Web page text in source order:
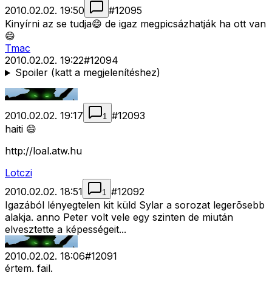
2010.02.02. 19:50
#12095
Kinyírni az se tudja😄 de igaz megpicsázhatják ha ott van
😄
Tmac
2010.02.02. 19:22#12094
Spoiler (katt a megjelenítéshez)
2010.02.02. 19:17 1 #12093
haiti 😄
http://loal.atw.hu
Lotczi
2010.02.02. 18:51
1 #12092
Igazából lényegtelen kit küld Sylar a sorozat legerõsebb
alakja. anno Peter volt vele egy szinten de miután
elvesztette a képességeit...
2010.02.02. 18:06#12091
értem. fail.